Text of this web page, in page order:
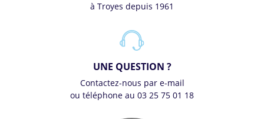
à Troyes depuis 1961
UNE QUESTION ?
Contactez-nous par e-mail
ou téléphone au 03 25 75 01 18